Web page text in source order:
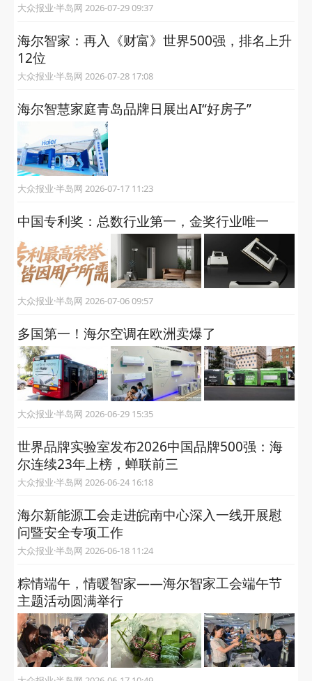
大众报业·半岛网 2026-07-29 09:37
海尔智家：再入《财富》世界500强，排名上升
12位
大众报业·半岛网 2026-07-28 17:08
海尔智慧家庭青岛品牌日展出AI“好房子”
大众报业·半岛网 2026-07-17 11:23
中国专利奖：总数行业第一，金奖行业唯一
大众报业·半岛网 2026-07-06 09:57
多国第一！海尔空调在欧洲卖爆了
大众报业·半岛网 2026-06-29 15:35
世界品牌实验室发布2026中国品牌500强：海
尔连续23年上榜，蝉联前三
大众报业·半岛网 2026-06-24 16:18
海尔新能源工会走进皖南中心深入一线开展慰
问暨安全专项工作
大众报业·半岛网 2026-06-18 11:24
粽情端午，情暖智家——海尔智家工会端午节
主题活动圆满举行